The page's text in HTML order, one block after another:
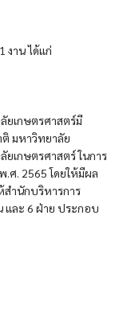
งาน ได้แก่
ยเกษตรศาสตร์มี
ติ มหาวิทยาลัย
ยเกษตรศาสตร์ ในการ
ศ. 2565 โดยให้มีผล
สำนักบริหารการ
และ 6 ฝ่าย ประกอบ